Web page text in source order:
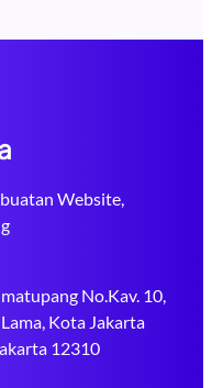
Website,
No.Kav. 10,
Kota Jakarta
12310